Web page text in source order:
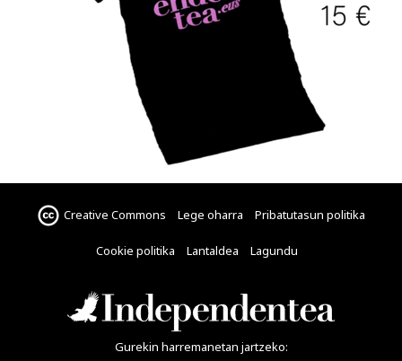
Creative Commons Lege oharra Pribatutasun politika
Cookie politika Lantaldea Lagundu
Gurekin harremanetan jartzeko: